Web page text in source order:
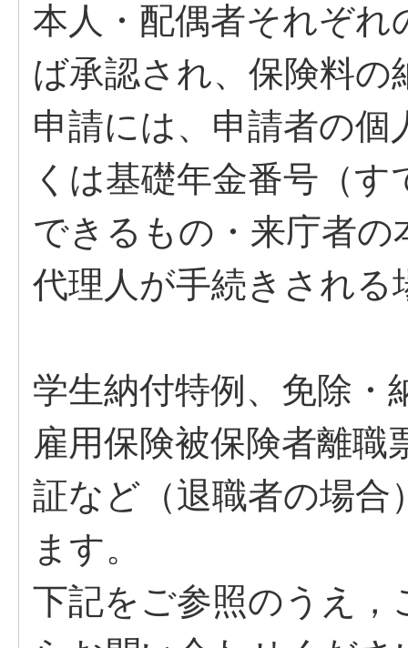
本人・配偶者それぞれ
ば承認され、保険料
申請には、申請者の
くは基礎年金番号（
できるもの・来庁者
代理人が手続きされる
学生納付特例、免除・
雇用保険被保険者離職
証など（退職者の場
ます。
下記をご参照のうえ